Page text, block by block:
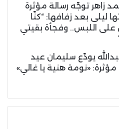
زاهر توجّه رسالة مؤثرة
ليلى بعد زفافها: “كنّا
على اللبس.. وفجأة بقيتي
يودّع سليمان عيد
«نومة هنية يا غالي»